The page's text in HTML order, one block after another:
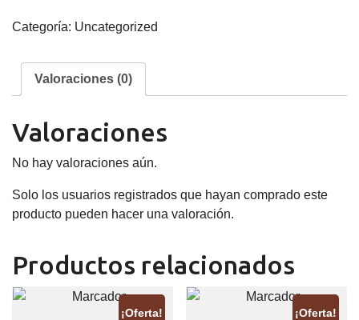
$1,200.00.
cantidad
Categoría: Uncategorized
Valoraciones (0)
Valoraciones
No hay valoraciones aún.
Solo los usuarios registrados que hayan comprado este
producto pueden hacer una valoración.
Productos relacionados
¡Oferta! ¡Oferta!